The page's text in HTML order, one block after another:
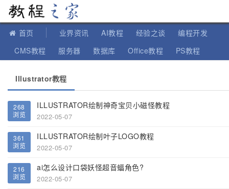
首页 业界资讯 AI教程 经验之谈
编程开发
CMS教程
服务器 数据库 Office教程
PS教程
Illustrator教程
268
浏览
ILLUSTRATOR绘制神奇宝贝小磁怪教程
2022-05-07
361
浏览
ILLUSTRATOR绘制叶子LOGO教程
2022-05-07
216
浏览
ai怎么设计口袋妖怪超音蝠角色?
2022-05-07